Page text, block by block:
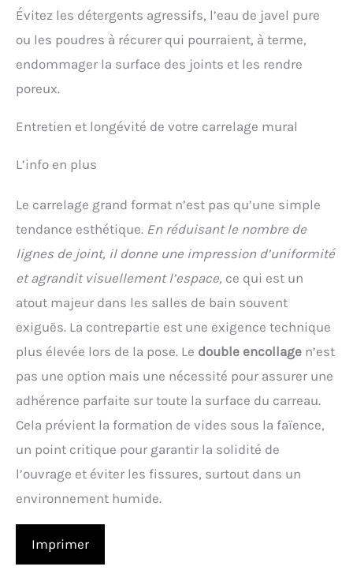
Évitez les détergents agressifs, l’eau de javel pure
ou les poudres à récurer qui pourraient, à terme,
endommager la surface des joints et les rendre
poreux.
Entretien et longévité de votre carrelage mural
L’info en plus
Le carrelage grand format n’est pas qu’une simple
tendance esthétique. En réduisant le nombre de
lignes de joint, il donne une impression d’uniformité
et agrandit visuellement l’espace, ce qui est un
atout majeur dans les salles de bain souvent
exiguës. La contrepartie est une exigence technique
plus élevée lors de la pose. Le double encollage n’est
pas une option mais une nécessité pour assurer une
adhérence parfaite sur toute la surface du carreau.
Cela prévient la formation de vides sous la faïence,
un point critique pour garantir la solidité de
l’ouvrage et éviter les fissures, surtout dans un
environnement humide.
Imprimer